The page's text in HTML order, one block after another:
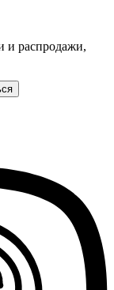
и распродажи,